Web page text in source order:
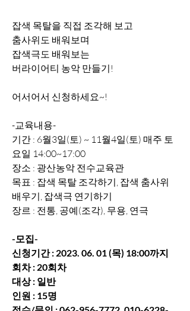
잡색 목탈을 직접 조각해 보고
춤사위도 배워보며
잡색극도 배워보는
버라이어티 농악 만들기!
어서어서 신청하세요~!
-교육내용-
기간 : 6월3일(토) ~ 11월4일(토) 매주 토
요일 14:00~17:00
장소 : 광산농악 전수교육관
목표 : 잡색 목탈 조각하기, 잡색 춤사위
배우기, 잡색극 연기하기
장르 : 전통, 공예(조각), 무용, 연극
-모집-
신청기간 : 2023. 06. 01 (목) 18:00까지
회차 : 20회차
대상 : 일반
인원 : 15명